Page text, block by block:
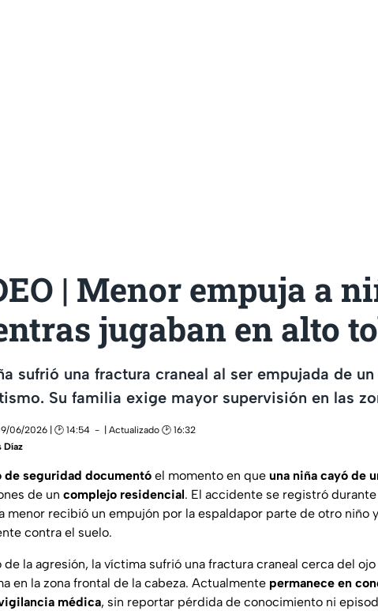
| Menor empuja a
jugaban en alto
sufrió una fractura craneal al ser empujada de
Su familia exige mayor supervisión en las
06/2026 | 🕑 14:54
| Actualizado 🕑 16:32
Díaz
de seguridad documentó el momento en que una niña cayó de
de un complejo residencial. El accidente se registró
menor recibió un empujón por la espaldapor parte de otro niño
contra el suelo.
de la agresión, la víctima sufrió una fractura craneal cerca del
en la zona frontal de la cabeza. Actualmente permanece en
médica, sin reportar pérdida de conocimiento ni